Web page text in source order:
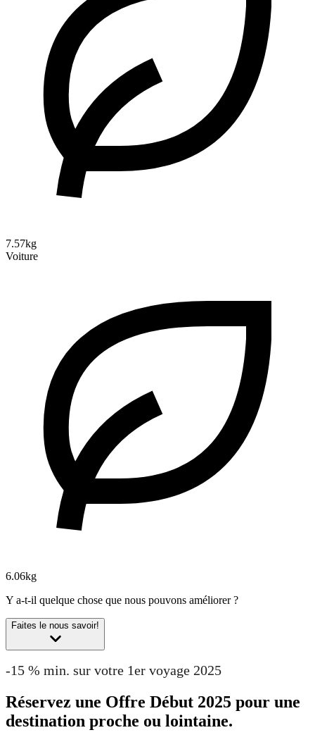
7.57kg
Voiture
6.06kg
Y a-t-il quelque chose que nous pouvons améliorer ?
Faites le nous savoir!
-15 % min. sur votre 1er voyage 2025
Réservez une Offre Début 2025 pour une
destination proche ou lointaine.